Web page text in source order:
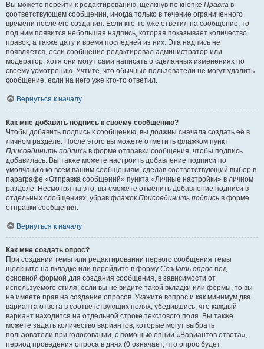
Вы можете перейти к редактированию, щёлкнув по кнопке Правка в
соответствующем сообщении, иногда только в течение ограниченного
времени после его создания. Если кто-то уже ответил на сообщение, то
под ним появится небольшая надпись, которая показывает количество
правок, а также дату и время последней из них. Эта надпись не
появляется, если сообщение редактировал администратор или
модератор, хотя они могут сами написать о сделанных изменениях по
своему усмотрению. Учтите, что обычные пользователи не могут удалить
сообщение, если на него уже кто-то ответил.
Вернуться к началу
Как мне добавить подпись к своему сообщению?
Чтобы добавить подпись к сообщению, вы должны сначала создать её в
личном разделе. После этого вы можете отметить флажком пункт
Присоединить подпись в форме отправки сообщения, чтобы подпись
добавилась. Вы также можете настроить добавление подписи по
умолчанию ко всем вашим сообщениям, сделав соответствующий выбор в
параграфе «Отправка сообщений» пункта «Личные настройки» в личном
разделе. Несмотря на это, вы сможете отменить добавление подписи в
отдельных сообщениях, убрав флажок Присоединить подпись в форме
отправки сообщения.
Вернуться к началу
Как мне создать опрос?
При создании темы или редактировании первого сообщения темы
щёлкните на вкладке или перейдите в форму Создать опрос под
основной формой для создания сообщения, в зависимости от
используемого стиля; если вы не видите такой вкладки или формы, то вы
не имеете прав на создание опросов. Укажите вопрос и как минимум два
варианта ответа в соответствующих полях, убедившись, что каждый
вариант находится на отдельной строке текстового поля. Вы также
можете задать количество вариантов, которые могут выбрать
пользователи при голосовании, с помощью опции «Вариантов ответа»,
период проведения опроса в днях (0 означает, что опрос будет